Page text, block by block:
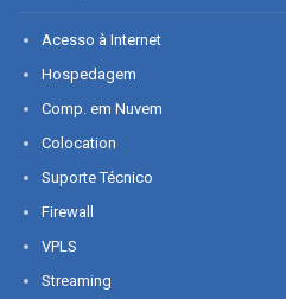
Acesso à Internet
Hospedagem
Comp. em Nuvem
Colocation
Suporte Técnico
Firewall
VPLS
Streaming